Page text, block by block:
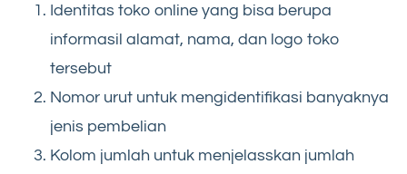
Identitas toko online yang bisa berupa
informasil alamat, nama, dan logo toko
tersebut
Nomor urut untuk mengidentifikasi banyaknya
jenis pembelian
Kolom jumlah untuk menjelasskan jumlah